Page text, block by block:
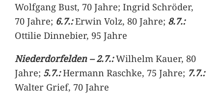
Wolfgang Bust, 70 Jahre; Ingrid Schröder,
70 Jahre; 6.7.:Erwin Volz, 80 Jahre; 8.7.:
Ottilie Dinnebier, 95 Jahre
Niederdorfelden – 2.7.:Wilhelm Kauer, 80
Jahre; 5.7.:Hermann Raschke, 75 Jahre; 7.7.:
Walter Grief, 70 Jahre